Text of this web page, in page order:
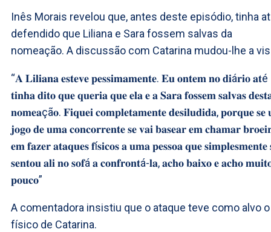
Inês Morais revelou que, antes deste episódio, tinha
defendido que Liliana e Sara fossem salvas da
nomeação. A discussão com Catarina mudou-lhe a
“𝐀 𝐋𝐢𝐥𝐢𝐚𝐧𝐚 𝐞𝐬𝐭𝐞𝐯𝐞 𝐩𝐞𝐬𝐬𝐢𝐦𝐚𝐦𝐞𝐧𝐭𝐞. 𝐄𝐮 𝐨𝐧𝐭𝐞𝐦 𝐧𝐨 𝐝𝐢á𝐫𝐢𝐨 𝐚𝐭é
𝐭𝐢𝐧𝐡𝐚 𝐝𝐢𝐭𝐨 𝐪𝐮𝐞 𝐪𝐮𝐞𝐫𝐢𝐚 𝐪𝐮𝐞 𝐞𝐥𝐚 𝐞 𝐚 𝐒𝐚𝐫𝐚 𝐟𝐨𝐬𝐬𝐞𝐦 𝐬𝐚𝐥𝐯𝐚𝐬
𝐧𝐨𝐦𝐞𝐚çã𝐨. 𝐅𝐢𝐪𝐮𝐞𝐢 𝐜𝐨𝐦𝐩𝐥𝐞𝐭𝐚𝐦𝐞𝐧𝐭𝐞 𝐝𝐞𝐬𝐢𝐥𝐮𝐝𝐢𝐝𝐚, 𝐩𝐨𝐫𝐪𝐮𝐞
𝐣𝐨𝐠𝐨 𝐝𝐞 𝐮𝐦𝐚 𝐜𝐨𝐧𝐜𝐨𝐫𝐫𝐞𝐧𝐭𝐞 𝐬𝐞 𝐯𝐚𝐢 𝐛𝐚𝐬𝐞𝐚𝐫 𝐞𝐦 𝐜𝐡𝐚𝐦𝐚𝐫
𝐞𝐦 𝐟𝐚𝐳𝐞𝐫 𝐚𝐭𝐚𝐪𝐮𝐞𝐬 𝐟í𝐬𝐢𝐜𝐨𝐬 𝐚 𝐮𝐦𝐚 𝐩𝐞𝐬𝐬𝐨𝐚 𝐪𝐮𝐞 𝐬𝐢𝐦𝐩𝐥𝐞𝐬𝐦𝐞𝐧𝐭𝐞
𝐬𝐞𝐧𝐭𝐨𝐮 𝐚𝐥𝐢 𝐧𝐨 𝐬𝐨𝐟á 𝐚 𝐜𝐨𝐧𝐟𝐫𝐨𝐧𝐭á-𝐥𝐚, 𝐚𝐜𝐡𝐨 𝐛𝐚𝐢𝐱𝐨 𝐞 𝐚𝐜𝐡𝐨
𝐩𝐨𝐮𝐜𝐨”
A comentadora insistiu que o ataque teve como alvo o
físico de Catarina.